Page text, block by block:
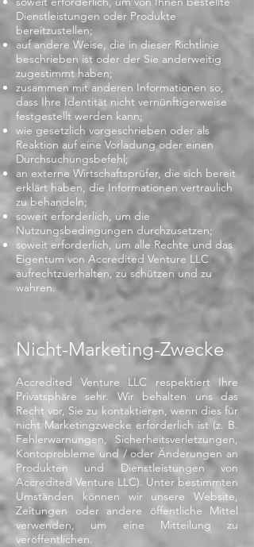
Dienstleistungen oder Produkte
bereitzustellen;
auf andere Weise, die in dieser Richtlinie
beschrieben ist oder der Sie anderweitig
zugestimmt haben;
zusammen mit anderen Informationen so,
dass Ihre Identität nicht vernünftigerweise
festgestellt werden kann;
wie gesetzlich vorgeschrieben oder als
Reaktion auf eine Vorladung oder einen
Durchsuchungsbefehl;
an externe Wirtschaftsprüfer, die sich bereit
erklärt haben, die Informationen vertraulich
zu behandeln;
soweit erforderlich, um die
Nutzungsbedingungen durchzusetzen;
soweit erforderlich, um alle Rechte und das
Eigentum von Accredited Venture LLC
aufrechtzuerhalten, zu schützen und zu
wahren.
Nicht-Marketing-Zwecke
Accredited Venture LLC respektiert Ihre
Privatsphäre sehr. Wir behalten uns das
Recht vor, Sie zu kontaktieren, wenn dies für
nicht Marketingzwecke erforderlich ist (z. B.
Fehlerwarnungen, Sicherheitsverletzungen,
Kontoprobleme und / oder Änderungen an
Produkten und Dienstleistungen von
Accredited Venture LLC). Unter bestimmten
Umständen können wir unsere Website,
Zeitungen oder andere öffentliche Mittel
verwenden, um eine Mitteilung zu
veröffentlichen.